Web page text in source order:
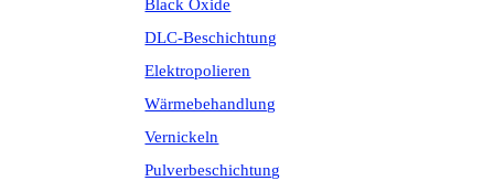
Black Oxide
DLC-Beschichtung
Elektropolieren
Wärmebehandlung
Vernickeln
Pulverbeschichtung